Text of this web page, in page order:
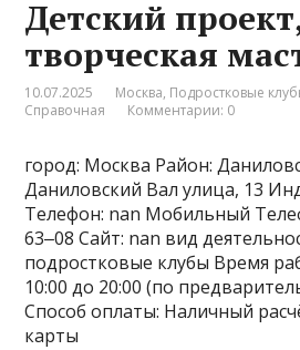
Детский
творческая
10.07.2025 Москва, Подростковые
Справочная
Комментарии: 0
город: Москва Район:
Даниловский Вал улица, 13
Телефон: nan Мобильный
63‒08 Сайт: nan вид
подростковые клубы Время
10:00 до 20:00 (по
Способ оплаты: Наличный
карты